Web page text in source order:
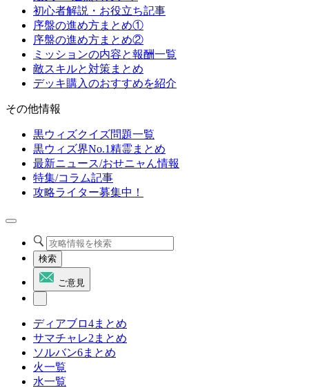
初心者解説・お役立ち記事
序盤の進め方まとめ①
序盤の進め方まとめ②
ミッションの内容と報酬一覧
敵スキルと対策まとめ
デッキ購入のおすすめを紹介
その他情報
黒ウィズクイズ問題一覧
黒ウィズ界No.1精霊まとめ
最新ニュース/おせニャん情報
特集/コラム記事
攻略ライター募集中！
検索
ご意見
ディアブロ4まとめ
サマチャレ2まとめ
ソルバン6まとめ
火一覧
水一覧